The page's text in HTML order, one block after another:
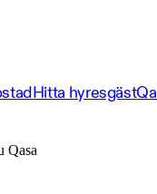
Hitta hyresgäst
Qasa